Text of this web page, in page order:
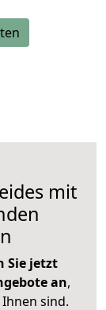
mit
Sie jetzt
an,
sind.